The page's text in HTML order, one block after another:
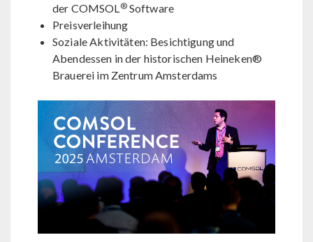
der COMSOL®Software
Preisverleihung
Soziale Aktivitäten: Besichtigung und
Abendessen in der historischen Heineken®
Brauerei im Zentrum Amsterdams